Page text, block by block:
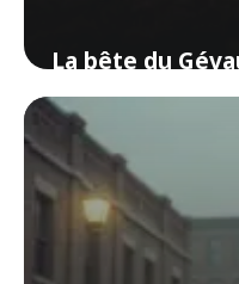
La bête du
a terrorisé la
3 juin 2026